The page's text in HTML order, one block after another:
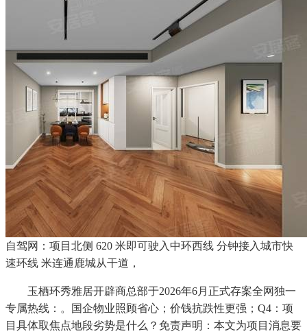
自驾网：项目北侧 620 米即可驶入中环西线 分钟接入城市快
速环线 米连通鹿城从干道，
玉栖环秀雅居开辟商总部于2026年6月正式存案全网独一
专属热线：。国企物业照顾省心；价钱抗跌性更强；Q4：项
目具体取焦点地段劣势是什么？免责声明：本文为项目消息要